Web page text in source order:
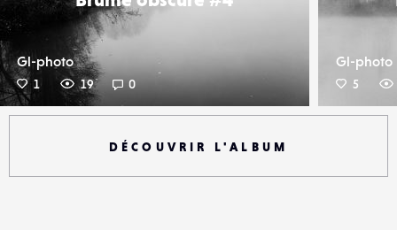
Gl-photo
1 19 0
Gl-photo
5
DÉCOUVRIR L'ALBUM